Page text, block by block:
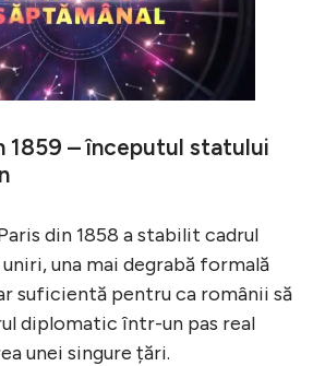
1859 – începutul statului
din 1858 a stabilit cadrul
una mai degrabă formală
suficientă pentru ca românii să
diplomatic într-un pas real
unei singure țări.